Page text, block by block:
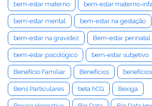
bem-estar materno bem-estar materno-
bem-estar mental bem-estar na gestação
bem-estar na gravidez Bem-estar perinatal
bem-estar psicológico bem-estar subjetivo
Benefício Familiar Benefícios
Bens Particulares beta hCG Bexiga